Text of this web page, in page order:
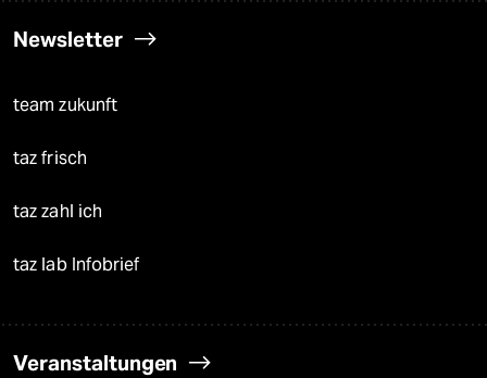
Newsletter
team zukunft
taz frisch
taz zahl ich
taz lab Infobrief
Veranstaltungen